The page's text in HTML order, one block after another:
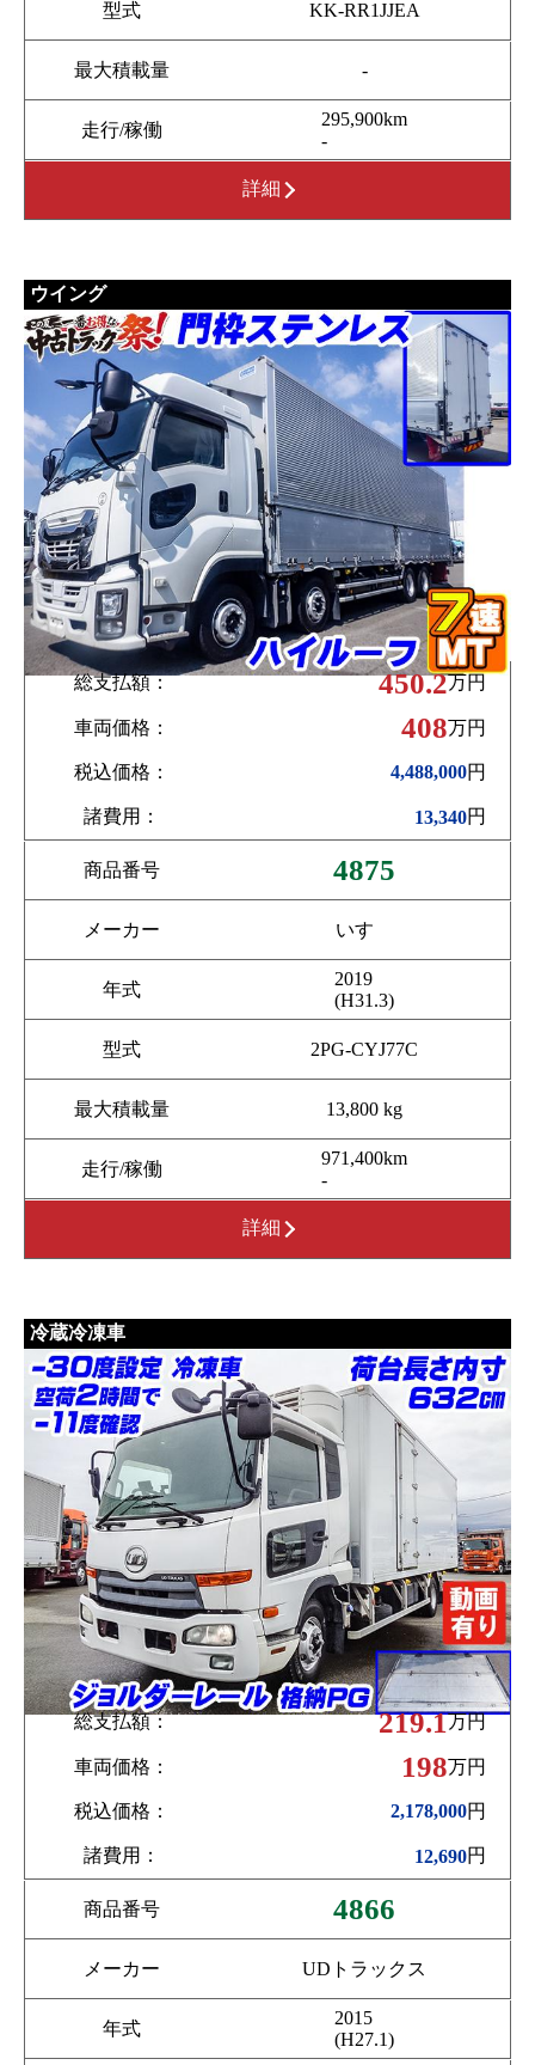
型式 KK-RR1JJEA
最大積載量 -
走行/稼働
295,900km
-
詳細
ウイング
総支払額： 450.2万円
車両価格： 408万円
税込価格： 4,488,000円
諸費用： 13,340円
商品番号 4875
メーカー いすゞ
年式
2019
(H31.3)
型式 2PG-CYJ77C
最大積載量 13,800 kg
走行/稼働
971,400km
-
詳細
冷蔵冷凍車
総支払額： 219.1万円
車両価格： 198万円
税込価格： 2,178,000円
諸費用： 12,690円
商品番号 4866
メーカー UDトラックス
年式
2015
(H27.1)